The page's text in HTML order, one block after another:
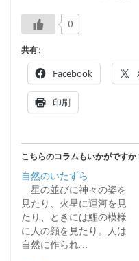
0
共有:
Facebook
印刷
こちらのコラムもいかがですか
自然のいたずら
星の並びに神々の姿を
見たり、火星に運河を見
たり、ときには鯉の模様
に人の顔を見たり。人は
自然に作られ…